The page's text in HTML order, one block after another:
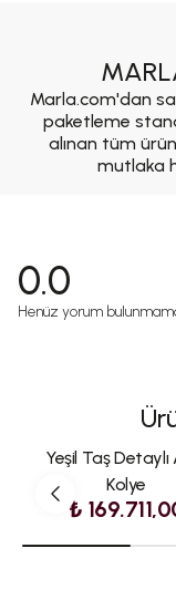
Marla.com'dan
paketleme
alınan tüm
mutlaka
0.0
Henüz yorum
Yeşil Taş Detaylı
Kolye
₺